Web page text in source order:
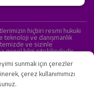
hiçbiri resmi hukuki
ve danışmanlık
ve sizinle
genel bilgi niteliğindedir.
sunmak için çerezler
çerez kullanımımızı